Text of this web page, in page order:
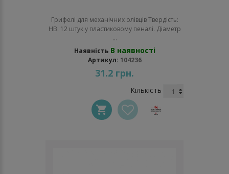
Грифелі для механічних олівців Твердість:
НВ. 12 штук у пластиковому пеналі. Діаметр
...
Наявність В наявності
Артикул: 104236
31.2 грн.
Кількість